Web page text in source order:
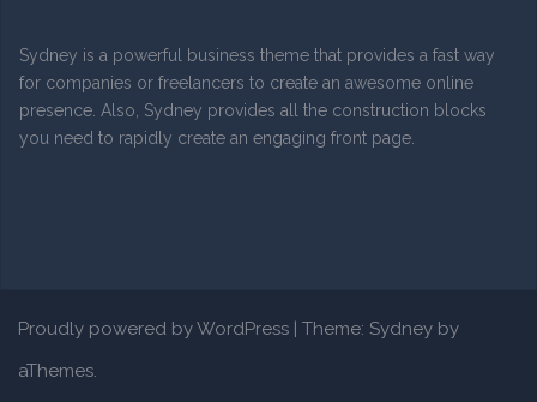
Sydney is a powerful business theme that provides a fast way
for companies or freelancers to create an awesome online
presence. Also, Sydney provides all the construction blocks
you need to rapidly create an engaging front page.
Proudly powered by WordPress | Theme: Sydney by
aThemes.